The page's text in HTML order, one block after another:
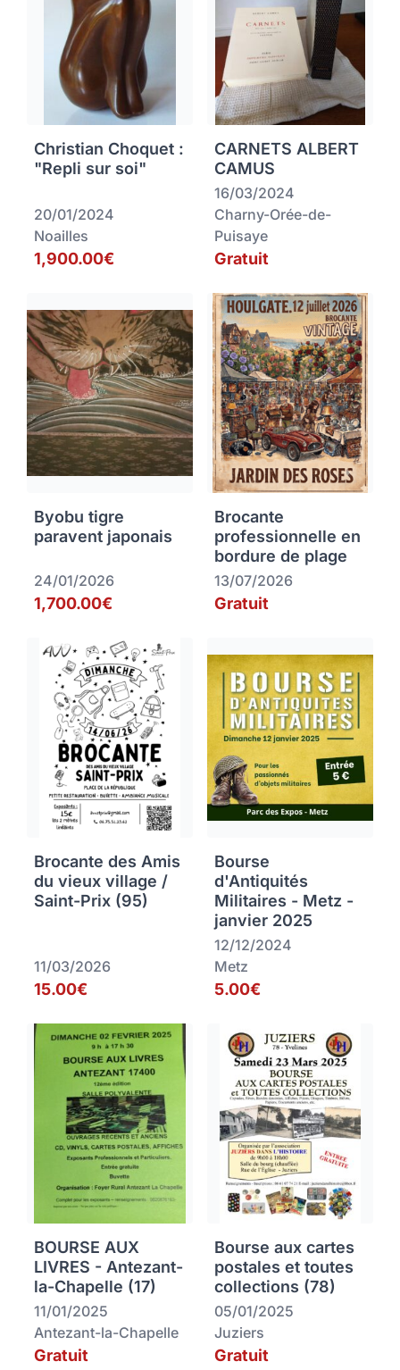
Christian Choquet :
"Repli sur soi"
20/01/2024
Noailles
1,900.00€
CARNETS ALBERT
CAMUS
16/03/2024
Charny-Orée-de-
Puisaye
Gratuit
Byobu tigre
paravent japonais
24/01/2026
1,700.00€
Brocante
professionnelle en
bordure de plage
13/07/2026
Gratuit
Brocante des Amis
du vieux village /
Saint-Prix (95)
11/03/2026
15.00€
Bourse
d'Antiquités
Militaires - Metz -
janvier 2025
12/12/2024
Metz
5.00€
BOURSE AUX
LIVRES - Antezant-
la-Chapelle (17)
11/01/2025
Antezant-la-Chapelle
Gratuit
Bourse aux cartes
postales et toutes
collections (78)
05/01/2025
Juziers
Gratuit